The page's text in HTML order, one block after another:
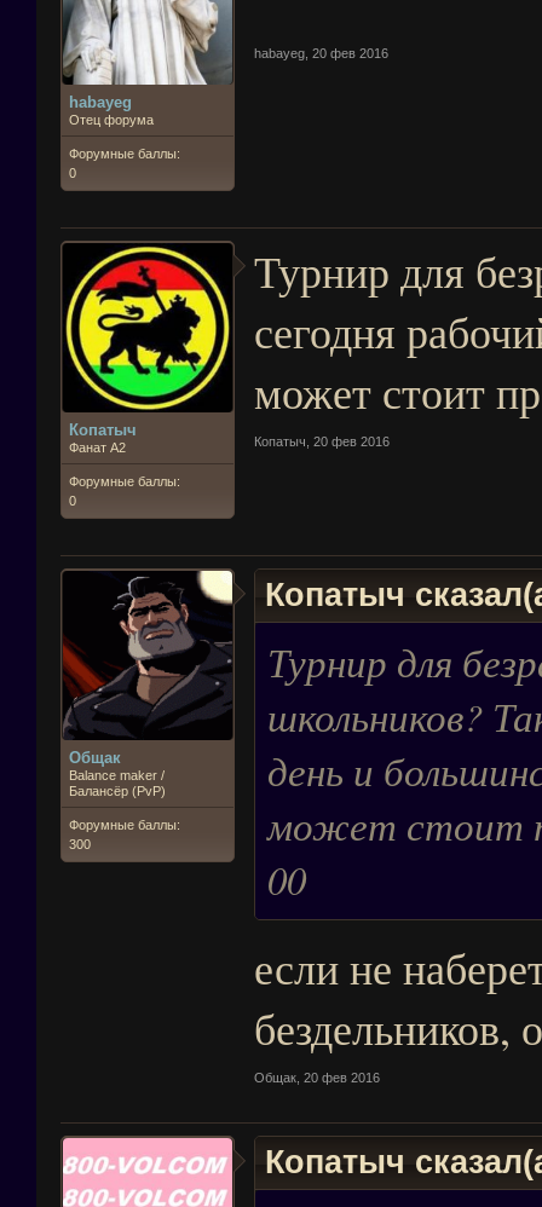
habayeg
Отец форума
Форумные баллы:
0
habayeg 20 фев 2016
Копатыч
Фанат А2
Форумные баллы:
0
Турнир для
сегодня
может стоит
Копатыч 20 фев 2016
Общак
Balance maker /
Балансёр (PvP)
Форумные баллы:
300
Копатыч
Турнир для
школьников?
день и
может стоит
00
если не
бездельников,
Общак, 20 фев 2016
Копатыч